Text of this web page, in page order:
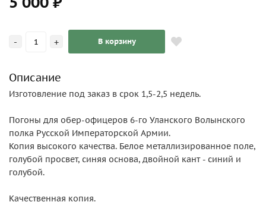
- + В корзину
Описание
Изготовление под заказ в срок 1,5-2,5 недель.
Погоны для обер-офицеров 6-го Уланского Волынского
полка Русской Императорской Армии.
Копия высокого качества. Белое металлизированное поле,
голубой просвет, синяя основа, двойной кант - синий и
голубой.
Качественная копия.